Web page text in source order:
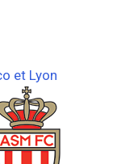
et Lyon